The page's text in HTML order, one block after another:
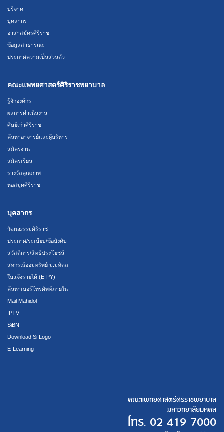
บริจาค
บุคลากร
อาสาสมัครศิริราช
ข้อมูลสาธารณะ
ประกาศความเป็นส่วนตัว
คณะแพทยศาสตร์ศิริราชพยาบาล
รู้จักองค์กร
ผลการดำเนินงาน
ศิษย์เก่าศิริราช
ค้นหาอาจารย์และผู้บริหาร
สมัครงาน
สมัครเรียน
รางวัลคุณภาพ
หอสมุดศิริราช
บุคลากร
วัฒนธรรมศิริราช
ประกาศ/ระเบียบ/ข้อบังคับ
สวัสดิการ/สิทธิประโยชน์
สหกรณ์ออมทรัพย์ ม.มหิดล
ใบแจ้งรายได้ (E-PY)
ค้นหาเบอร์โทรศัพท์ภายใน
Mail Mahidol
IPTV
SiBN
Download Si Logo
E-Learning
คณะแพทยศาสตร์ศิริราชพยาบาล
มหาวิทยาลัยมหิดล
โทร. 02 419 7000